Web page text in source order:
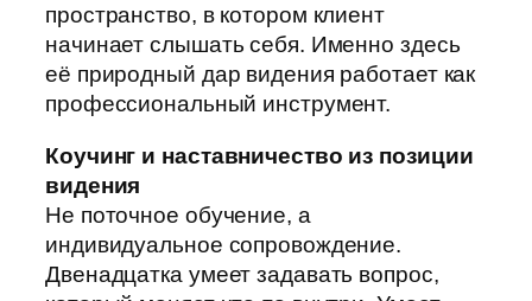
пространство, в котором клиент
начинает слышать себя. Именно здесь
её природный дар видения работает как
профессиональный инструмент.
Коучинг и наставничество из позиции
видения
Не поточное обучение, а
индивидуальное сопровождение.
Двенадцатка умеет задавать вопрос,